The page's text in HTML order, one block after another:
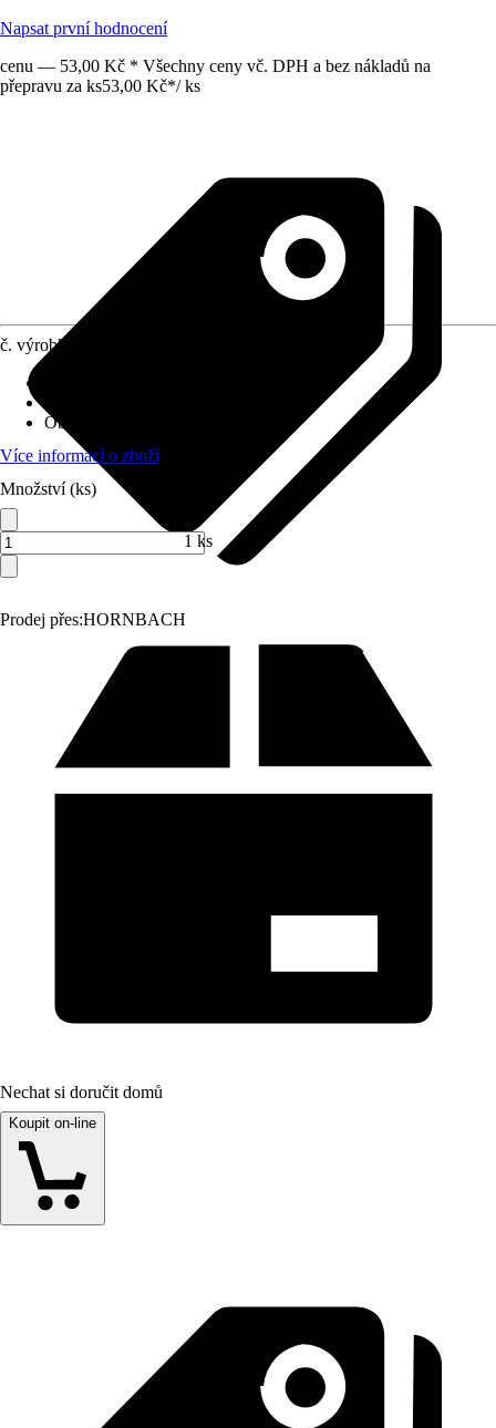
Napsat první hodnocení
cenu — 53,00 Kč * Všechny ceny vč. DPH a bez nákladů na
přepravu za ks53,00 Kč*/ ks
Prodej přes:HORNBACH
č. výrobku
Obsah
Více informací o zboží
Množství (ks)
1 ks
Nechat si doručit domů
Koupit on-line